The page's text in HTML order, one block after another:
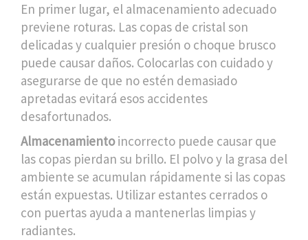
En primer lugar, el almacenamiento adecuado
previene roturas. Las copas de cristal son
delicadas y cualquier presión o choque brusco
puede causar daños. Colocarlas con cuidado y
asegurarse de que no estén demasiado
apretadas evitará esos accidentes
desafortunados.
Almacenamientoincorrecto puede causar que
las copas pierdan su brillo. El polvo y la grasa del
ambiente se acumulan rápidamente si las copas
están expuestas. Utilizar estantes cerrados o
con puertas ayuda a mantenerlas limpias y
radiantes.